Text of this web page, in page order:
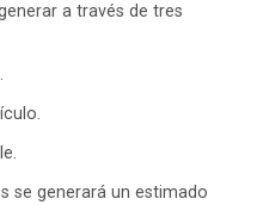
a través de tres
se generará un estimado